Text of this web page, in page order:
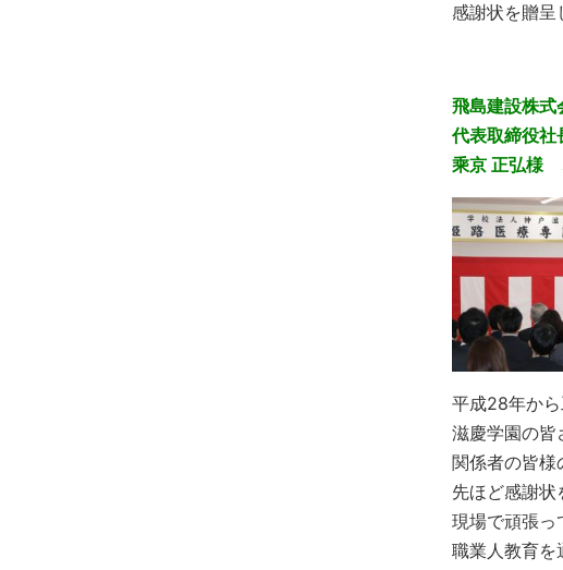
感謝状を贈呈
飛島建設株式
代表取締役社
乘京 正弘様
平成28年から
滋慶学園の皆
関係者の皆様
先ほど感謝状
現場で頑張っ
職業人教育を